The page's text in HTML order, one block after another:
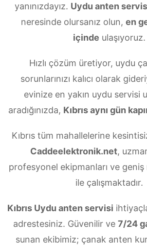
yanınızdayız. Uydu anten
neresinde olursanız olun, en
içinde ulaşıyoruz.
Hızlı çözüm üretiyor, uydu
sorunlarınızı kalıcı olarak
evinize en yakın uydu servisi
aradığınızda, Kıbrıs aynı gün
Kıbrıs tüm mahallelerine
Caddeelektronik.net,
profesyonel ekipmanları ve geniş
ile çalışmaktadır.
Kıbrıs Uydu anten servisi
adrestesiniz. Güvenilir ve 7/24
sunan ekibimiz; çanak anten